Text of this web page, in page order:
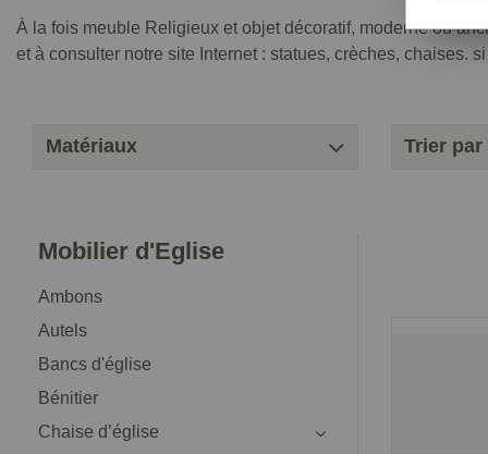
À la fois meuble Religieux et objet décoratif, moderne ou
et à consulter notre site Internet : statues, crèches, chaises.
Matériaux Trier par
Mobilier d'Eglise
Ambons
Autels
Bancs d'église
Bénitier
Chaise d’église